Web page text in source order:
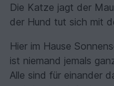
Die Katze jagt der
der Hund tut sich mit
Hier im Hause
ist niemand jemals
Alle sind für einander